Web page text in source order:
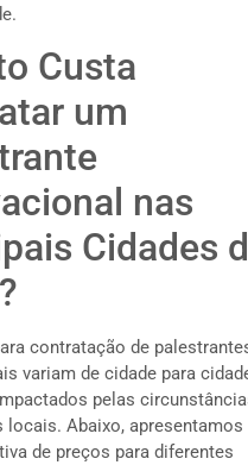
Custa
um
nas
Cidades
contratação de
variam de cidade para
pelas
locais. Abaixo, apresentamos
de preços para diferentes